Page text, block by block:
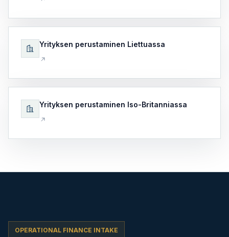
Yrityksen perustaminen Liettuassa
Yrityksen perustaminen Iso-Britanniassa
OPERATIONAL FINANCE INTAKE